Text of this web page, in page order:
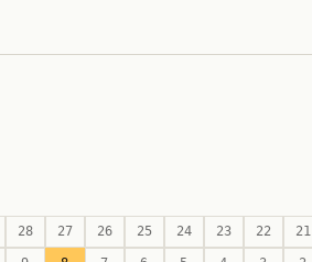
28 27 26 25 24 23 22 21